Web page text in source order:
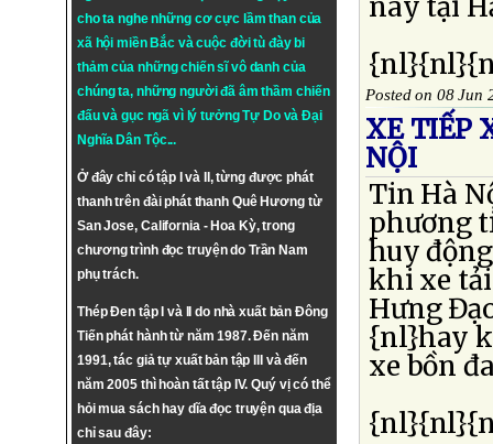
cho ta nghe những cơ cực lầm than của
xã hội miền Bắc và cuộc đời tù đày bi
thảm của những chiến sĩ vô danh của
chúng ta, những người đã âm thầm chiến
đấu và gục ngã vì lý tưởngTự DovàĐại
Nghĩa Dân Tộc...
Ở đây chỉ có tập I và II, từng được phát
thanh trên đài phát thanh Quê Hương từ
San Jose, California - Hoa Kỳ, trong
chương trình đọc truyện do Trần Nam
phụ trách.
Thép Đen tập I và II do nhà xuất bản Đông
Tiến phát hành từ năm 1987. Đến năm
1991, tác giả tự xuất bản tập III và đến
năm 2005 thì hoàn tất tập IV. Quý vị có thể
hỏi mua sách hay dĩa đọc truyện qua địa
chỉ sau đây:
nay tại
Posted on 08 Jun
XE TIẾP
NỘI
Tin Hà
phương
huy
khi xe
Hưng
{nl}hay
xe bồn